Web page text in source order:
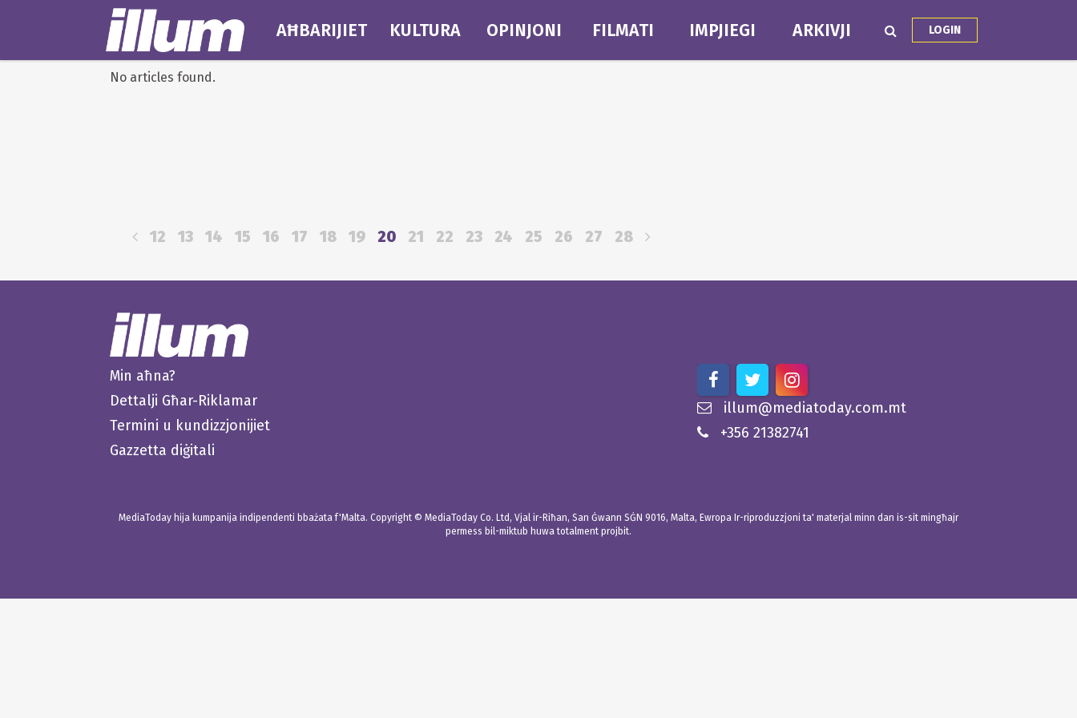
AĦBARIJIET KULTURA OPINJONI FILMATI IMPJIEGI ARKIVJI LOGIN
No articles found.
12 13 14 15 16 17 18 19 20 21 22 23 24 25 26 27 28
Min aħna?
Dettalji Għar-Riklamar
Termini u kundizzjonijiet
Gazzetta diġitali
illum@mediatoday.com.mt
+356 21382741
MediaToday hija kumpanija indipendenti bbażata f'Malta. Copyright © MediaToday Co. Ltd, Vjal ir-Riħan, San Ġwann SĠN 9016, Malta, Ewropa Ir-riproduzzjoni ta' materjal minn dan is-sit mingħajr
permess bil-miktub huwa totalment projbit.